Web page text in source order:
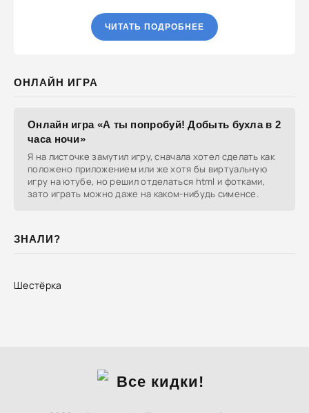
ЧИТАТЬ ПОДРОБНЕЕ
ОНЛАЙН ИГРА
Онлайн игра «А ты попробуй! Добыть бухла в 2
часа ночи»
Я на листочке замутил игру, сначала хотел сделать как
положено приложением или же хотя бы виртуальную
игру на ютубе, но решил отделаться html и фотками,
зато играть можно даже на каком-нибудь сименсе.
ЗНАЛИ?
Шестёрка